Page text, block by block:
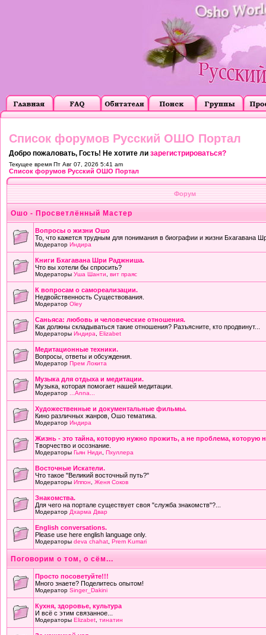
Список форумов Русский ОШО Портал
Добро пожаловать, Гость! Не хотите ли зарегистрироваться?
Текущее время Пт Авг 07, 2026 5:41 am
Список форумов Русский ОШО Портал
Форум
Ошо - Просветлённый Мастер
Вопросы о жизни Ошо
То, что кажется трудным для понимания в биографии и жизни Бхагавана
Модератор Индира
Книги Бхагавана Шри Раджниша.
Что вы хотели бы спросить?
Модераторы Уша Шанти вит праяс
К вопросам о самореализации.
Недвойственность Существования.
Модератор Oley
Саньяса: любовь и человеческие отношения.
Как должны складываться такие отношения? Разъясните, кто продвинут...
Модераторы Индира Elizabet
Медитационные техники.
Вопросы, ответы и обсуждения.
Модератор Прем Локита
Музыка для отдыха и медитации.
Музыка, которая помогает нашей медитации.
Модератор ...Anna...
Художественные и документальные фильмы.
Кино различных жанров, Ошо тематика.
Модератор Индира
Жизнь - это тайна, которую нужно прожить, а не проблема, которую
Творчество и осознание.
Модераторы Гьян Ниди Пхуллера
Восточные Искатели.
Что такое "Великий восточный путь?"
Модераторы Иппон Женя Соков
Знакомства.
Для чего на портале существует своя "служба знакомств"?...
Модератор Дхарма Двар
English conversations.
Please use here english language only.
Модераторы deva chahat Prem Kumari
Поговорим о том, о сём...
Просто посоветуйте!!!
Много знаете? Поделитесь опытом!
Модератор Singer_Dakini
Кухня, здоровье, культура
И всё с этим связанное...
Модераторы Elizabet тинатин